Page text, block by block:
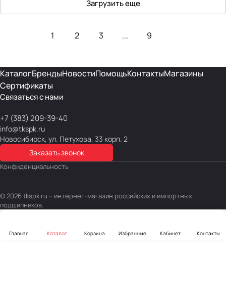
Загрузить еще
1 2 3 ... 9
КаталогБрендыНовостиПомощьКонтактыМагазины
Сертификаты
Связаться с нами
+7 (383) 209-39-40
info@tkspk.ru
Новосибирск, ул. Петухова, 33 корп. 2
Заказать звонок
Конфиденциальность
© 2026 tkspk.ru – интернет-магазин российских и импортных
подшипников.
Главная Каталог Корзина Избранные Кабинет Контакты